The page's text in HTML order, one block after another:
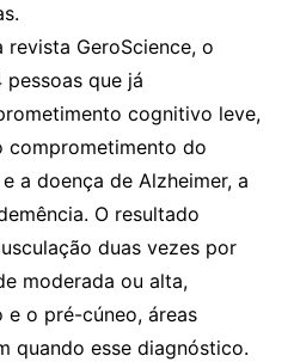
GeroScience, o
que já
cognitivo leve,
comprometimento do
a doença de Alzheimer, a
O resultado
duas vezes por
moderada ou alta,
o pré-cúneo, áreas
quando esse diagnóstico.